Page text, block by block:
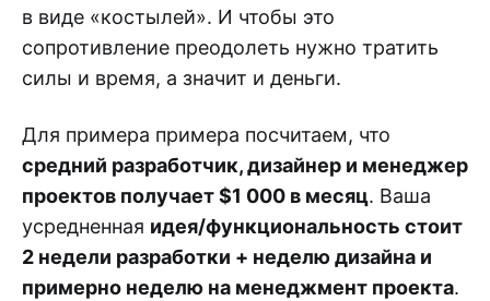
в виде «костылей». И чтобы это
сопротивление преодолеть нужно тратить
силы и время, а значит и деньги.
Для примера примера посчитаем, что
средний разработчик, дизайнер и менеджер
проектов получает $1 000 в месяц. Ваша
усредненная идея/функциональность стоит
2 недели разработки + неделю дизайна и
примерно неделю на менеджмент проекта.